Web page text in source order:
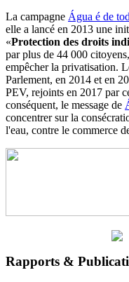
La campagne Água é de
elle a lancé en 2013 une
«Protection des droits
par plus de 44 000
empêcher la privatisation.
Parlement, en 2014 et en
PEV, rejoints en 2017 par
conséquent, le message de
concentrer sur la
l'eau, contre le commerce
Rapports &